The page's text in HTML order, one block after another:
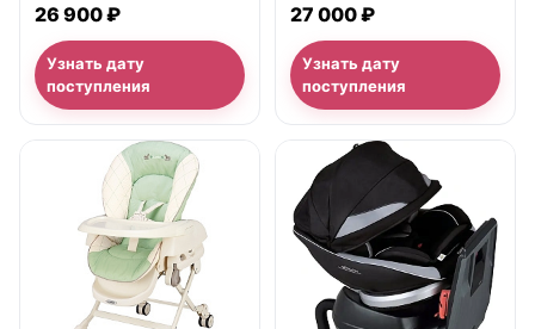
26 900 ₽
Узнать дату
поступления
27 000 ₽
Узнать дату
поступления
нет в продаже